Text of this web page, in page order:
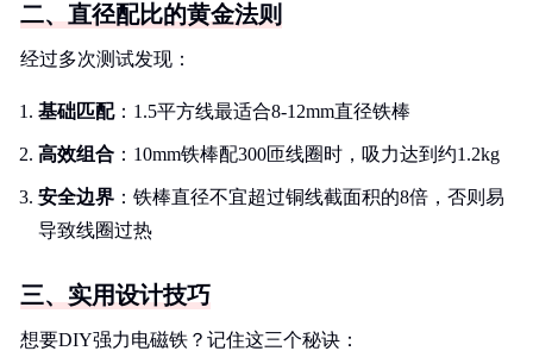
二、直径配比的黄金法则
经过多次测试发现：
基础匹配：1.5平方线最适合8-12mm直径铁棒
高效组合 ：10mm铁棒配300匝线圈时，吸力达到约1.2kg
安全边界 ：铁棒直径不宜超过铜线截面积的8倍，否则易
导致线圈过热
三、实用设计技巧
想要DIY强力电磁铁？记住这三个秘诀：